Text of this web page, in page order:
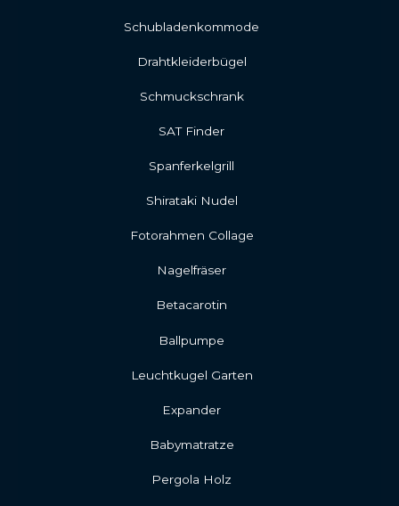
Schubladenkommode
Drahtkleiderbügel
Schmuckschrank
SAT Finder
Spanferkelgrill
Shirataki Nudel
Fotorahmen Collage
Nagelfräser
Betacarotin
Ballpumpe
Leuchtkugel Garten
Expander
Babymatratze
Pergola Holz